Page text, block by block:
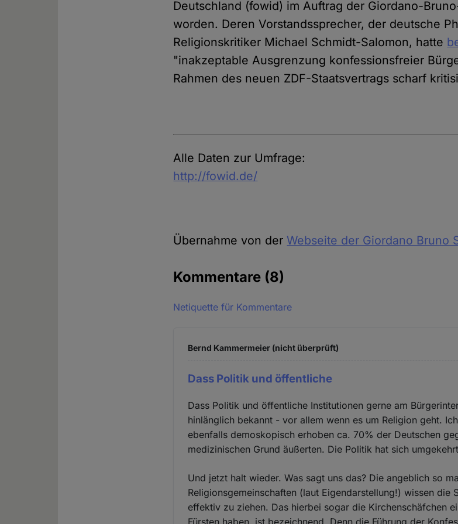
Deutschland (fowid) im Auftrag der Giordano-
worden. Deren Vorstandssprecher, der deutsche
Religionskritiker Michael Schmidt-Salomon, hatte
"inakzeptable Ausgrenzung konfessionsfreier
Rahmen des neuen ZDF-Staatsvertrags scharf
Alle Daten zur Umfrage:
http://fowid.de/
Übernahme von der Webseite der Giordano Bruno
Kommentare (8)
Netiquette für Kommentare
Bernd Kammermeier (nicht überprüft)
Dass Politik und öffentliche
Dass Politik und öffentliche Institutionen gerne am
hinlänglich bekannt - vor allem wenn es um Religion geht.
ebenfalls demoskopisch erhoben ca. 70% der Deutschen
medizinischen Grund äußerten. Die Politik hat sich
Und jetzt halt wieder. Was sagt uns das? Die angeblich so
Religionsgemeinschaften (laut Eigendarstellung!) wissen die
effektiv zu ziehen. Das hierbei sogar die Kirchenschäfchen